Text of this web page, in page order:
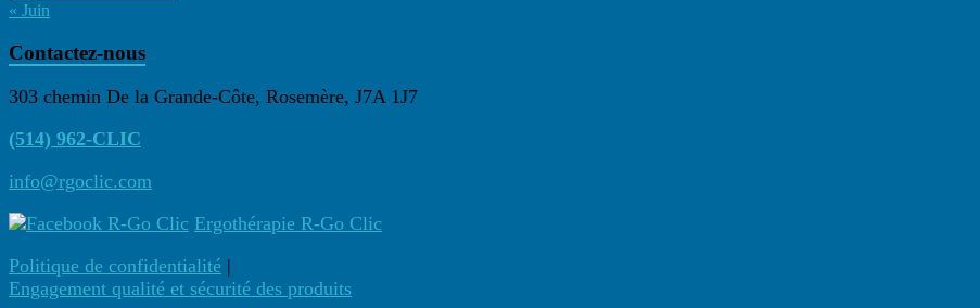
« Juin
Contactez-nous
303 chemin De la Grande-Côte, Rosemère, J7A 1J7
(514) 962-CLIC
info@rgoclic.com
Ergothérapie R-Go Clic
Politique de confidentialité |
Engagement qualité et sécurité des produits